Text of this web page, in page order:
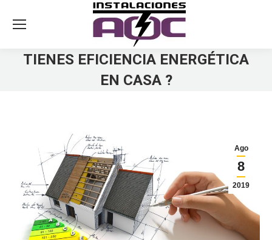
TIENES EFICIENCIA ENERGÉTICA
EN CASA ?
Ago
8
2019